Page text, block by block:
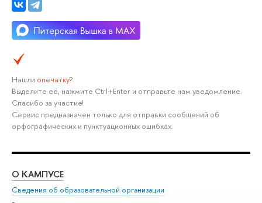
Нашли опечатку?
Выделите её, нажмите Ctrl+Enter и отправьте нам уведомление.
Спасибо за участие!
Сервис предназначен только для отправки сообщений об
орфографических и пунктуационных ошибках.
О КАМПУСЕ
Сведения об образовательной организации